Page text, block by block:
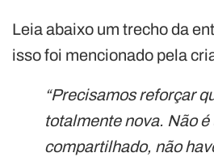
Leia abaixo um trecho da
isso foi mencionado pela
“Precisamos reforçar
totalmente nova. Não
compartilhado, não